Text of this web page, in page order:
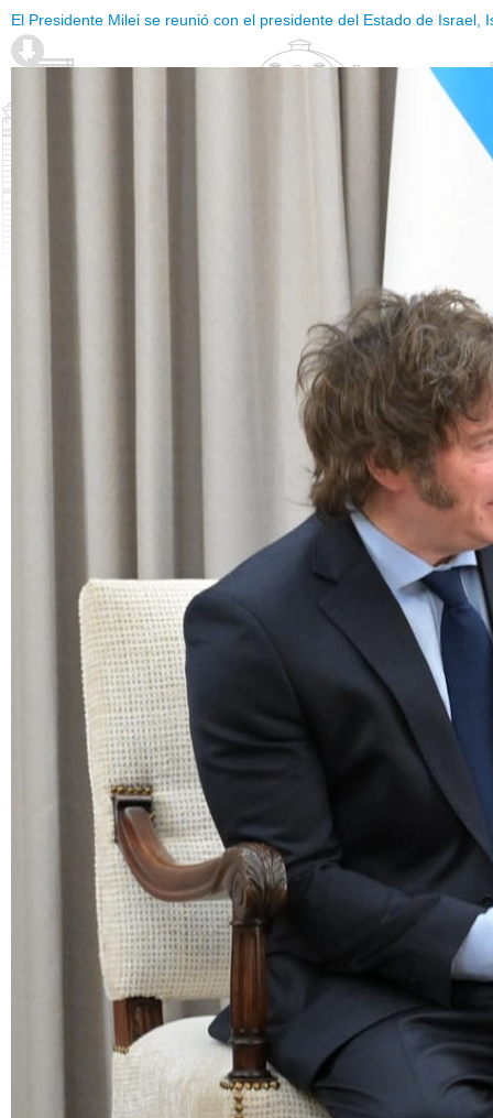
El Presidente Milei se reunió con el presidente del Estado de Israel,